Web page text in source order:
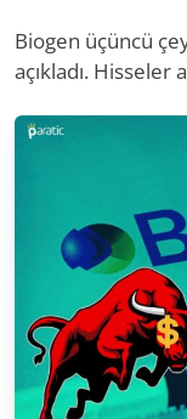
Biogen üçüncü
açıkladı. Hisseler